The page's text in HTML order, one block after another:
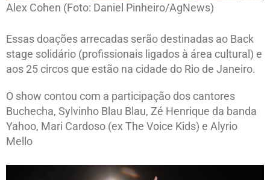
Alex Cohen (Foto: Daniel Pinheiro/AgNews)
Essas doações arrecadas serão destinadas ao Back
stage solidário (profissionais ligados à área cultural) e
aos 25 circos que estão na cidade do Rio de Janeiro.
O show contou com a participação dos cantores
Buchecha, Sylvinho Blau Blau, Zé Henrique da banda
Yahoo, Mari Cardoso (ex The Voice Kids) e Alyrio
Mello